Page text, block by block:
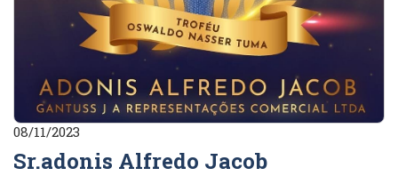
08/11/2023
Sr.adonis Alfredo Jacob